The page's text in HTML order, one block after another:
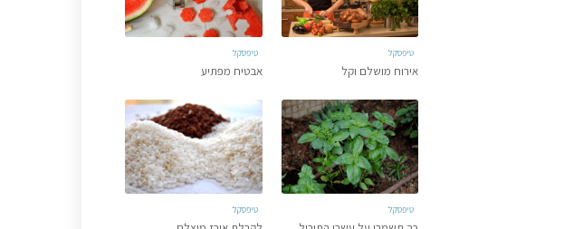
טיפסקל
אירוח מושלם וקל
טיפסקל
אבטיח מפתיע
טיפסקל טיפסקל